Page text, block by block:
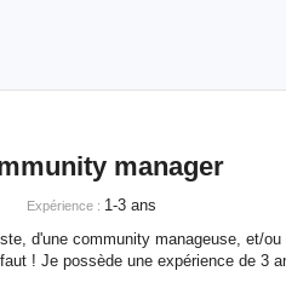
manager
Expérience : 1-3 ans
d'une community manageuse, et/
! Je possède une expérience de 3